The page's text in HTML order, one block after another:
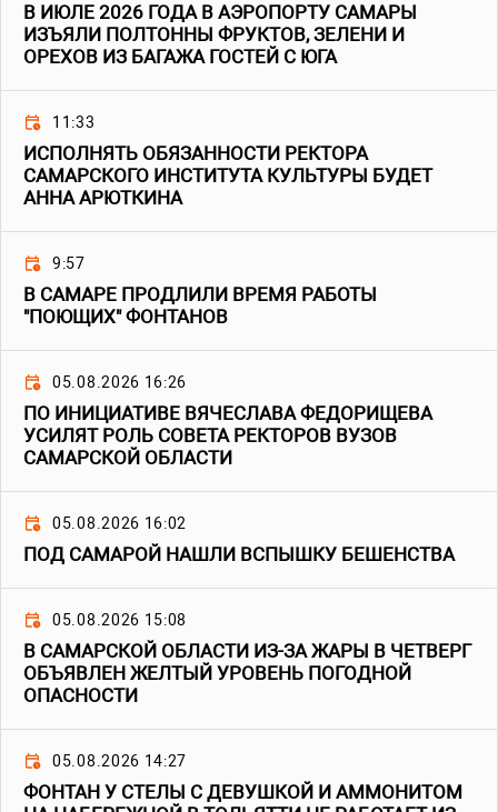
В ИЮЛЕ 2026 ГОДА В АЭРОПОРТУ САМАРЫ
ИЗЪЯЛИ ПОЛТОННЫ ФРУКТОВ, ЗЕЛЕНИ И
ОРЕХОВ ИЗ БАГАЖА ГОСТЕЙ С ЮГА
11:33
ИСПОЛНЯТЬ ОБЯЗАННОСТИ РЕКТОРА
САМАРСКОГО ИНСТИТУТА КУЛЬТУРЫ БУДЕТ
АННА АРЮТКИНА
9:57
В САМАРЕ ПРОДЛИЛИ ВРЕМЯ РАБОТЫ
"ПОЮЩИХ" ФОНТАНОВ
05.08.2026 16:26
ПО ИНИЦИАТИВЕ ВЯЧЕСЛАВА ФЕДОРИЩЕВА
УСИЛЯТ РОЛЬ СОВЕТА РЕКТОРОВ ВУЗОВ
САМАРСКОЙ ОБЛАСТИ
05.08.2026 16:02
ПОД САМАРОЙ НАШЛИ ВСПЫШКУ БЕШЕНСТВА
05.08.2026 15:08
В САМАРСКОЙ ОБЛАСТИ ИЗ-ЗА ЖАРЫ В ЧЕТВЕРГ
ОБЪЯВЛЕН ЖЕЛТЫЙ УРОВЕНЬ ПОГОДНОЙ
ОПАСНОСТИ
05.08.2026 14:27
ФОНТАН У СТЕЛЫ С ДЕВУШКОЙ И АММОНИТОМ